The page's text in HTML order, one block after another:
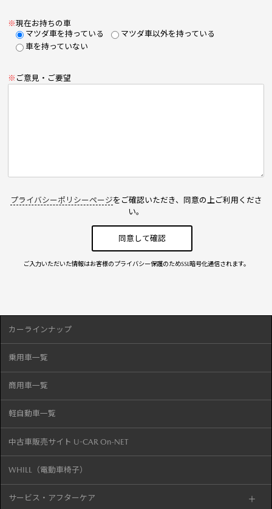
※現在お持ちの車
マツダ車を持っている
マツダ車以外を持っている
車を持っていない
※ ご意見・ご要望
プライバシーポリシーページをご確認いただき、同意の上ご利用くださ
い。
ご入力いただいた情報はお客様のプライバシー保護のためSSL暗号化通信されます。
カーラインナップ
乗用車一覧
商用車一覧
軽自動車一覧
中古車販売サイト U-CAR On-NET
WHILL（電動車椅子）
サービス・アフターケア